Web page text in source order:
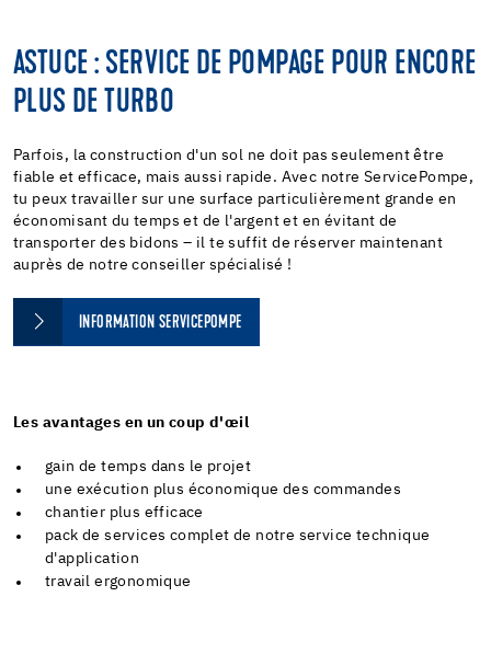
ASTUCE : SERVICE DE POMPAGE POUR ENCORE
PLUS DE TURBO
Parfois, la construction d'un sol ne doit pas seulement être
fiable et efficace, mais aussi rapide. Avec notre ServicePompe,
tu peux travailler sur une surface particulièrement grande en
économisant du temps et de l'argent et en évitant de
transporter des bidons – il te suffit de réserver maintenant
auprès de notre conseiller spécialisé !
INFORMATION SERVICEPOMPE
Les avantages en un coup d'œil
gain de temps dans le projet
une exécution plus économique des commandes
chantier plus efficace
pack de services complet de notre service technique
d'application
travail ergonomique